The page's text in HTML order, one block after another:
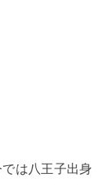
は八王子出身